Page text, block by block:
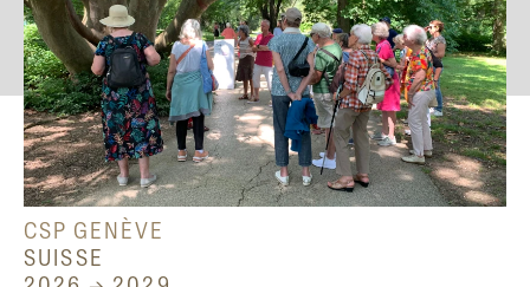
CSP GENÈVE
SUISSE